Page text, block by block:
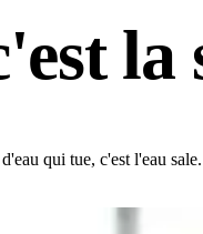
la
qui tue, c'est l'eau sale.